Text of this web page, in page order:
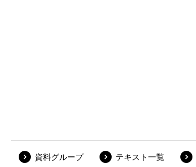
資料グループ テキスト一覧